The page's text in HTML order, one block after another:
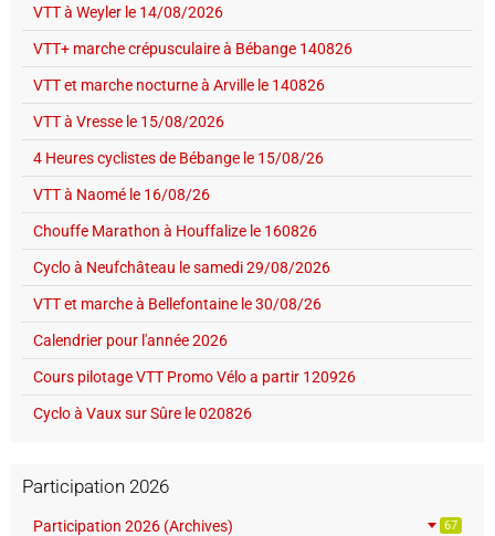
VTT à Weyler le 14/08/2026
VTT+ marche crépusculaire à Bébange 140826
VTT et marche nocturne à Arville le 140826
VTT à Vresse le 15/08/2026
4 Heures cyclistes de Bébange le 15/08/26
VTT à Naomé le 16/08/26
Chouffe Marathon à Houffalize le 160826
Cyclo à Neufchâteau le samedi 29/08/2026
VTT et marche à Bellefontaine le 30/08/26
Calendrier pour l'année 2026
Cours pilotage VTT Promo Vélo a partir 120926
Cyclo à Vaux sur Sûre le 020826
Participation 2026
Participation 2026 (Archives) 67